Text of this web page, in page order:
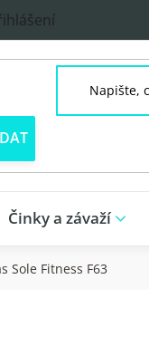
Činky a závaží
Sole Fitness F63